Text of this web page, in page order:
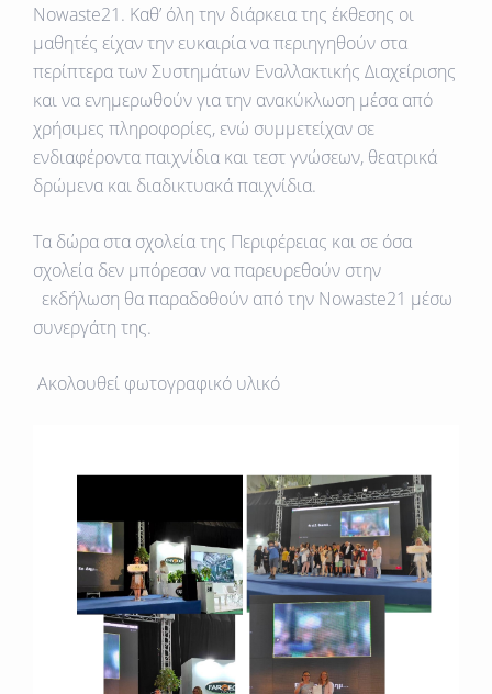
Nowaste21. Καθ’ όλη την διάρκεια της έκθεσης οι
μαθητές είχαν την ευκαιρία να περιηγηθούν στα
περίπτερα των Συστημάτων Εναλλακτικής Διαχείρισης
και να ενημερωθούν για την ανακύκλωση μέσα από
χρήσιμες πληροφορίες, ενώ συμμετείχαν σε
ενδιαφέροντα παιχνίδια και τεστ γνώσεων, θεατρικά
δρώμενα και διαδικτυακά παιχνίδια.
Τα δώρα στα σχολεία της Περιφέρειας και σε όσα
σχολεία δεν μπόρεσαν να παρευρεθούν στην
εκδήλωση θα παραδοθούν από την Νοwaste21 μέσω
συνεργάτη της.
Ακολουθεί φωτογραφικό υλικό